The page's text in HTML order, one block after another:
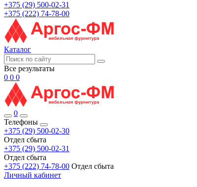
+375 (29) 500-02-31
+375 (222) 74-78-00
Каталог
Все результаты
0 0 0
0
Телефоны
+375 (29) 500-02-30
Отдел сбыта
+375 (29) 500-02-31
Отдел сбыта
+375 (222) 74-78-00 Отдел сбыта
Личный кабинет